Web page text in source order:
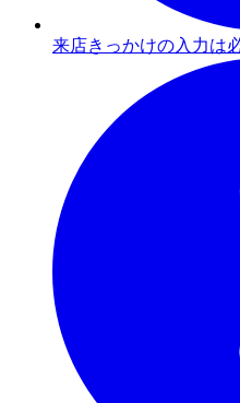
来店きっかけの入力は